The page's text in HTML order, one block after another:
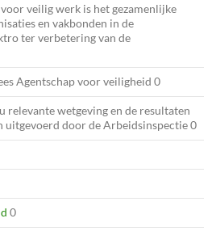
veilig werk is het gezamenlijke
en vakbonden in de
ter verbetering van de
Agentschap voor veiligheid 0
relevante wetgeving en de resultaten
uitgevoerd door de Arbeidsinspectie 0
0